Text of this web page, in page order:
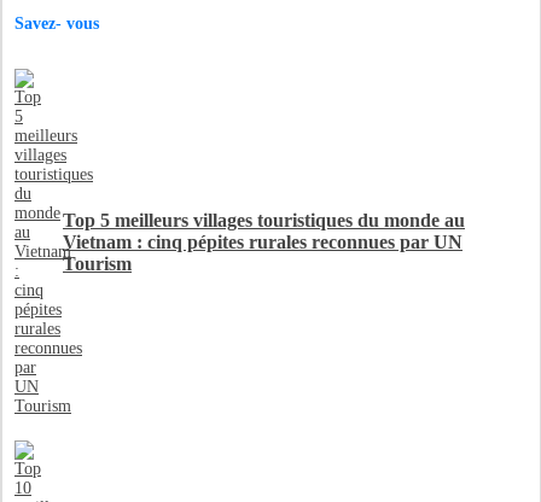
Savez- vous
Top 5 meilleurs villages touristiques du monde au
Vietnam : cinq pépites rurales reconnues par UN
Tourism